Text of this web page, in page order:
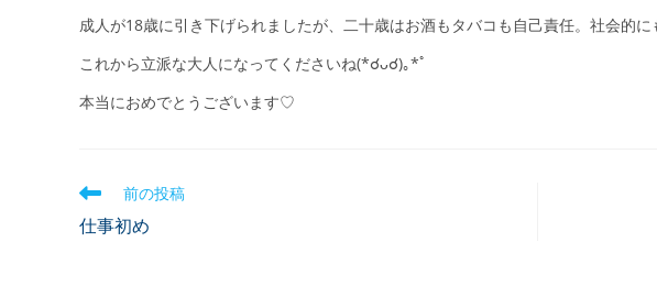
成人が18歳に引き下げられましたが、二十歳はお酒もタバコも自己責任。社会的に
これから立派な大人になってくださいね(*☌ᴗ☌)｡*ﾟ
本当におめでとうございます♡
前の投稿
仕事初め